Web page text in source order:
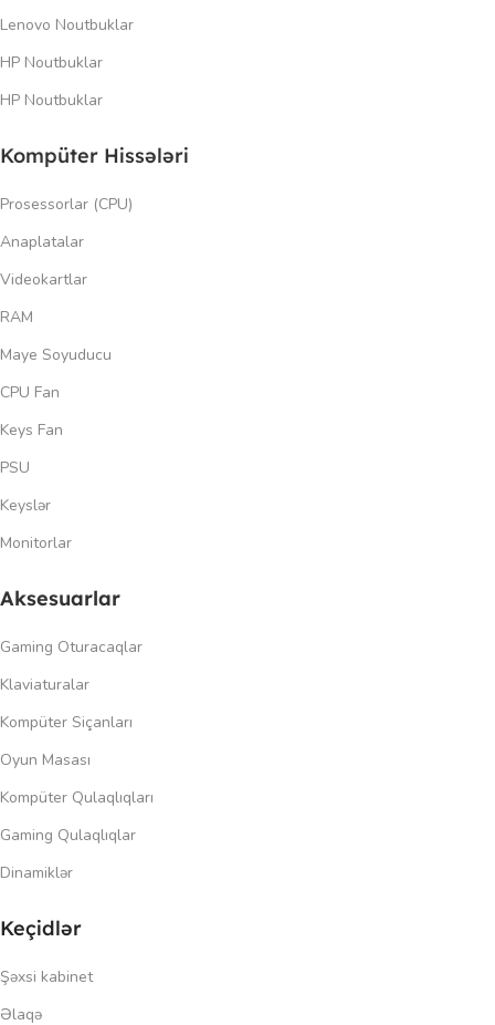
Lenovo Noutbuklar
HP Noutbuklar
HP Noutbuklar
Kompüter Hissələri
Prosessorlar (CPU)
Anaplatalar
Videokartlar
RAM
Maye Soyuducu
CPU Fan
Keys Fan
PSU
Keyslər
Monitorlar
Aksesuarlar
Gaming Oturacaqlar
Klaviaturalar
Kompüter Siçanları
Oyun Masası
Kompüter Qulaqlıqları
Gaming Qulaqlıqlar
Dinamiklər
Keçidlər
Şəxsi kabinet
Əlaqə